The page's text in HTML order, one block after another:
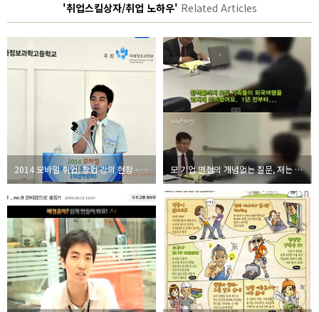
'취업스킬상자/취업 노하우' Related Articles
2014 모바일 취업, 창업 강의 현장 - 이진호(오렌지노) 모 기업 면접의 개념없는 질문, 저는 이렇게 봅니다.